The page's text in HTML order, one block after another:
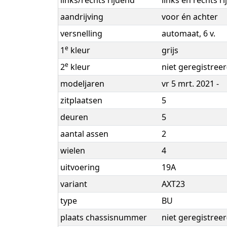
aandrijving
voor én achter
versnelling
automaat, 6 v.
1e kleur
grijs
2e kleur
niet
modeljaren
vr 5 mrt. 2021 -
zitplaatsen
5
deuren
5
aantal assen
2
wielen
4
uitvoering
19A
variant
AXT23
type
BU
plaats chassisnummer
niet